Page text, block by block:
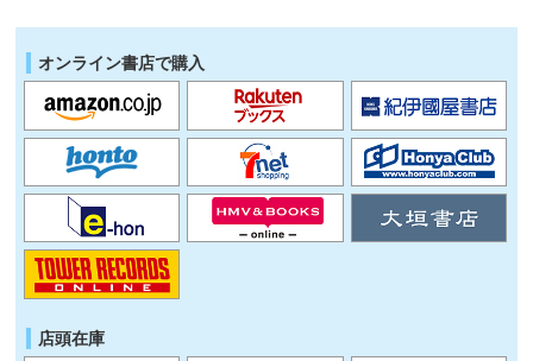
オンライン書店で購入
店頭在庫